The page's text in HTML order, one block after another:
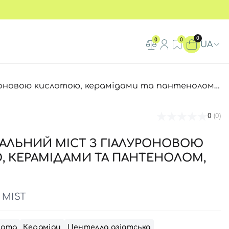
0 0 0
UA
керамідами та пантенолом AROCELL Hyal + Derma mist, 100 мл
0 (0)
МІСТ З ГІАЛУРОНОВОЮ
КЕРАМІДАМИ ТА ПАНТЕНОЛОМ,
MIST
Кераміди Центелла азіатська